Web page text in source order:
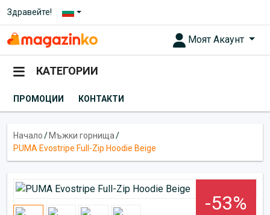
Здравейте!
Моят Акаунт
КАТЕГОРИИ
ПРОМОЦИИ КОНТАКТИ
Начало/ Мъжки горнища/
PUMA Evostripe Full-Zip Hoodie Beige
-53%